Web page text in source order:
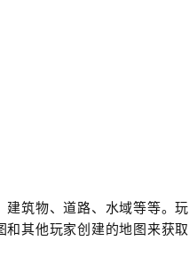
筑物、道路、水域等等。玩
其他玩家创建的地图来获取